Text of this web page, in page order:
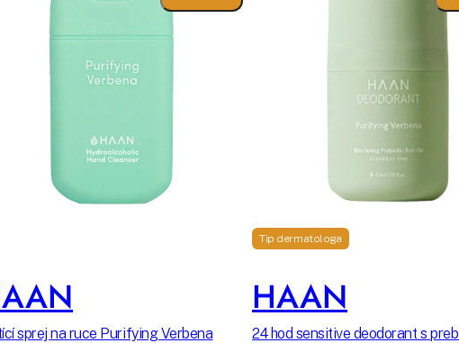
sprej na ruce Purifying Verbena
Tip dermatologa
HAAN
24 hod sensitive deodorant s